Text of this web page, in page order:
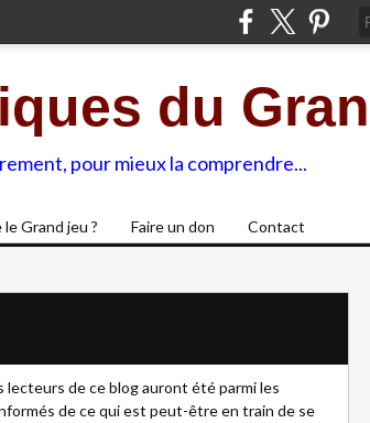
du
pour mieux la comprendre...
Grand jeu ? Faire un don Contact
lecteurs de ce blog auront été parmi les
de ce qui est peut-être en train de se